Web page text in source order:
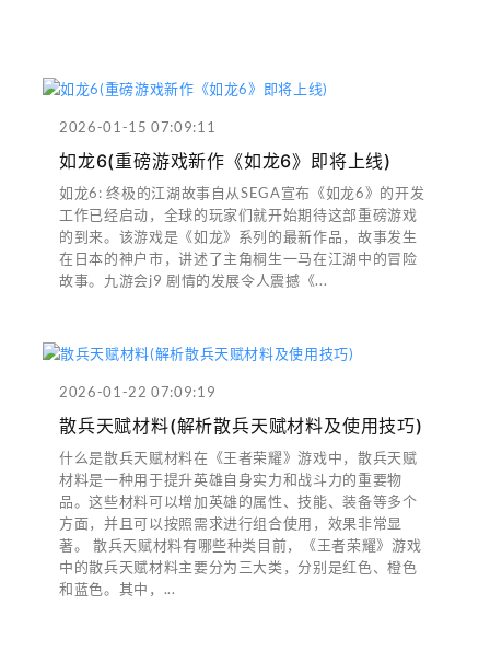
2026-01-15 07:09:11
如龙6(重磅游戏新作《如龙6》即将上线)
如龙6: 终极的江湖故事自从SEGA宣布《如龙6》的开发
工作已经启动，全球的玩家们就开始期待这部重磅游戏
的到来。该游戏是《如龙》系列的最新作品，故事发生
在日本的神户市，讲述了主角桐生一马在江湖中的冒险
故事。九游会j9 剧情的发展令人震撼《...
2026-01-22 07:09:19
散兵天赋材料(解析散兵天赋材料及使用技巧)
什么是散兵天赋材料在《王者荣耀》游戏中，散兵天赋
材料是一种用于提升英雄自身实力和战斗力的重要物
品。这些材料可以增加英雄的属性、技能、装备等多个
方面，并且可以按照需求进行组合使用，效果非常显
著。 散兵天赋材料有哪些种类目前，《王者荣耀》游戏
中的散兵天赋材料主要分为三大类，分别是红色、橙色
和蓝色。其中，...